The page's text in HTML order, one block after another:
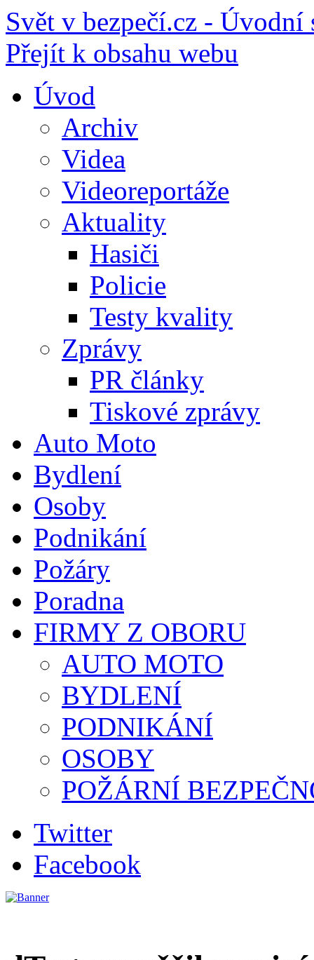
Svět v bezpečí.cz - Úvodní
Přejít k obsahu webu
Úvod
Archiv
Videa
Videoreportáže
Aktuality
Hasiči
Policie
Testy kvality
Zprávy
PR články
Tiskové zprávy
Auto Moto
Bydlení
Osoby
Podnikání
Požáry
Poradna
FIRMY Z OBORU
AUTO MOTO
BYDLENÍ
PODNIKÁNÍ
OSOBY
POŽÁRNÍ
Twitter
Facebook